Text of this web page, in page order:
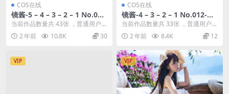
COS在线
镜酱-5 – 4 – 3 – 2 – 1 No.012
-静夏(含5套) [225P] No.011-
2B白色婚纱 [13P] No.010-龙
娘 [9P] No.009-玛修 [9P] –
泉 [28P] – 日常 [40P] – 连衣
裙 [12P] – 和服 [19P] No.008
当前作品数量共 43张 ，普通用户免
费查看前三张；会员全站免费看：
解锁会员权限镜...
2 年前 10.8K 30
COS在线
镜酱-4 – 3 – 2 – 1 No.012-静
夏(含5套) [225P] No.011-2B
白色婚纱 [13P] No.010-龙娘
[9P] No.009-玛修 [9P] – 制服
P] – 日常 [40P] – 连衣裙 [12
P] – 和服 [19P] No.008-私奔
合集 [190P] – 生活 [19P] – 梦
镜 [20P] – 空镜 [34P] – 不知
梦 [15P] No.007-梦境 · 空镜
当前作品数量共 33张 ，普通用户免
费查看前三张；会员全站免费看：
解锁会员权限镜...
2 年前 8.4K 12
VIP VIP